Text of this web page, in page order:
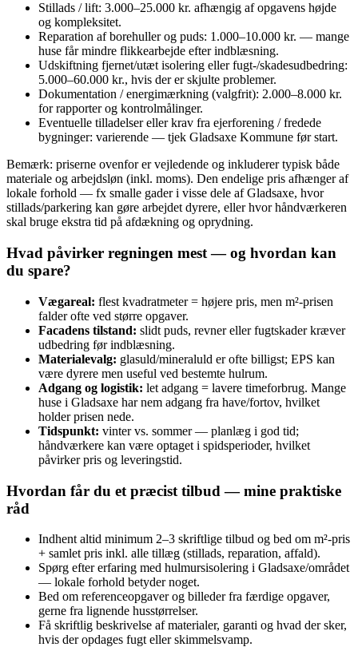
Stillads / lift: 3.000–25.000 kr. afhængig af opgavens højde
og kompleksitet.
Reparation af borehuller og puds: 1.000–10.000 kr. — mange
huse får mindre flikkearbejde efter indblæsning.
Udskiftning fjernet/utæt isolering eller fugt-/skadesudbedring:
5.000–60.000 kr., hvis der er skjulte problemer.
Dokumentation / energimærkning (valgfrit): 2.000–8.000 kr.
for rapporter og kontrolmålinger.
Eventuelle tilladelser eller krav fra ejerforening / fredede
bygninger: varierende — tjek Gladsaxe Kommune før start.
Bemærk: priserne ovenfor er vejledende og inkluderer typisk både
materiale og arbejdsløn (inkl. moms). Den endelige pris afhænger af
lokale forhold — fx smalle gader i visse dele af Gladsaxe, hvor
stillads/parkering kan gøre arbejdet dyrere, eller hvor håndværkeren
skal bruge ekstra tid på afdækning og oprydning.
Hvad påvirker regningen mest — og hvordan kan
du spare?
Vægareal: flest kvadratmeter = højere pris, men m²‑prisen
falder ofte ved større opgaver.
Facadens tilstand: slidt puds, revner eller fugtskader kræver
udbedring før indblæsning.
Materialevalg: glasuld/mineraluld er ofte billigst; EPS kan
være dyrere men useful ved bestemte hulrum.
Adgang og logistik: let adgang = lavere timeforbrug. Mange
huse i Gladsaxe har nem adgang fra have/fortov, hvilket
holder prisen nede.
Tidspunkt: vinter vs. sommer — planlæg i god tid;
håndværkere kan være optaget i spidsperioder, hvilket
påvirker pris og leveringstid.
Hvordan får du et præcist tilbud — mine praktiske
råd
Indhent altid minimum 2–3 skriftlige tilbud og bed om m²‑pris
+ samlet pris inkl. alle tillæg (stillads, reparation, affald).
Spørg efter erfaring med hulmursisolering i Gladsaxe/området
— lokale forhold betyder noget.
Bed om referenceopgaver og billeder fra færdige opgaver,
gerne fra lignende husstørrelser.
Få skriftlig beskrivelse af materialer, garanti og hvad der sker,
hvis der opdages fugt eller skimmelsvamp.